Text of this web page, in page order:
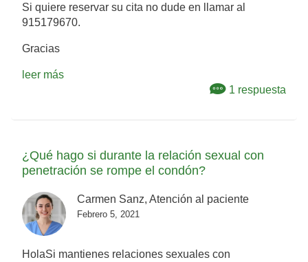
Si quiere reservar su cita no dude en llamar al
915179670.
Gracias
leer más
1 respuesta
¿Qué hago si durante la relación sexual con
penetración se rompe el condón?
Carmen Sanz, Atención al paciente
Febrero 5, 2021
HolaSi mantienes relaciones sexuales con